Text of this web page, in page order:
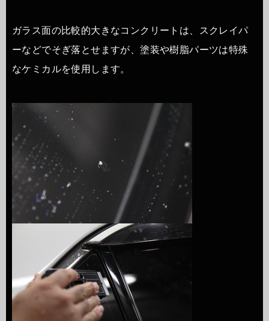
ガラス面の比較的大きなコンクリートは、スクレイパ
ーなどでそぎ落とせますが、塗装や樹脂パーツは特殊
なケミカルを使用します。